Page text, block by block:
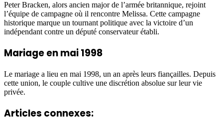
Peter Bracken, alors ancien major de l’armée britannique, rejoint
l’équipe de campagne où il rencontre Melissa. Cette campagne
historique marque un tournant politique avec la victoire d’un
indépendant contre un député conservateur établi.
Mariage en mai 1998
Le mariage a lieu en mai 1998, un an après leurs fiançailles. Depuis
cette union, le couple cultive une discrétion absolue sur leur vie
privée.
Articles connexes: